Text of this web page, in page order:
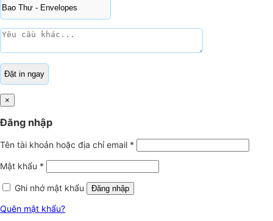
×
Đăng nhập
Tên tài khoản hoặc địa chỉ email *
Mật khẩu *
Ghi nhớ mật khẩu Đăng nhập
Quên mật khẩu?